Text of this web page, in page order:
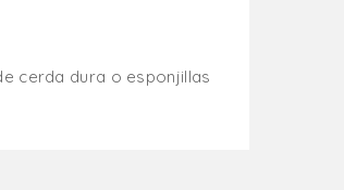
cerda dura o esponjillas